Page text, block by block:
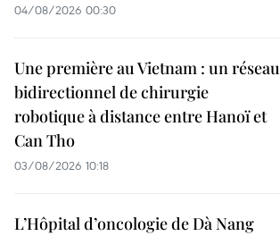
04/08/2026 00:30
Une première au Vietnam : un réseau
bidirectionnel de chirurgie
robotique à distance entre Hanoï et
Can Tho
03/08/2026 10:18
L’Hôpital d’oncologie de Dà Nang